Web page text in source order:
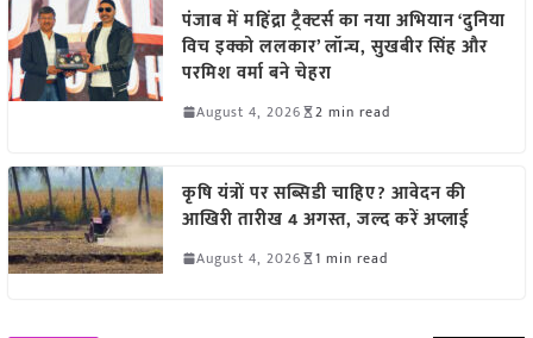
पंजाब में महिंद्रा ट्रैक्टर्स का नया अभियान ‘दुनिया
विच इक्को ललकार’ लॉन्च, सुखबीर सिंह और
परमिश वर्मा बने चेहरा
August 4, 2026 2 min read
कृषि यंत्रों पर सब्सिडी चाहिए? आवेदन की
आखिरी तारीख 4 अगस्त, जल्द करें अप्लाई
August 4, 2026 1 min read